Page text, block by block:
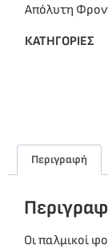
Απόλυτη
ΚΑΤΗΓΟΡΙΕΣ
Περιγραφή
Οι παλμικοί